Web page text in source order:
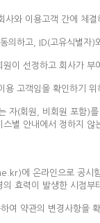
사와 이용고객 간에 체
의하고, ID(고유식별
이 선정하고 회사가
용 고객임을 확인하기
자(회원, 비회원 포함)
별 안내에서 정하지 않
에 온라인으로 공시
효력이 발생한 시점부
여 약관의 변경사항을